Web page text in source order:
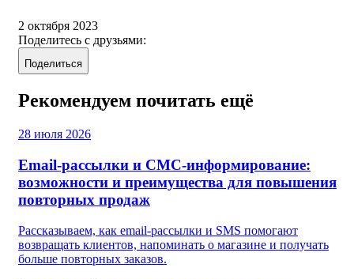
2 октября 2023
Поделитесь с друзьями:
Поделиться
Рекомендуем почитать ещё
28 июля 2026
Email-рассылки и СМС-информирование:
возможности и преимущества для повышения
повторных продаж
Рассказываем, как email-рассылки и SMS помогают
возвращать клиентов, напоминать о магазине и получать
больше повторных заказов.